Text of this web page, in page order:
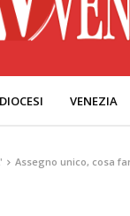
DIOCESI VENEZIA
Assegno unico, cosa